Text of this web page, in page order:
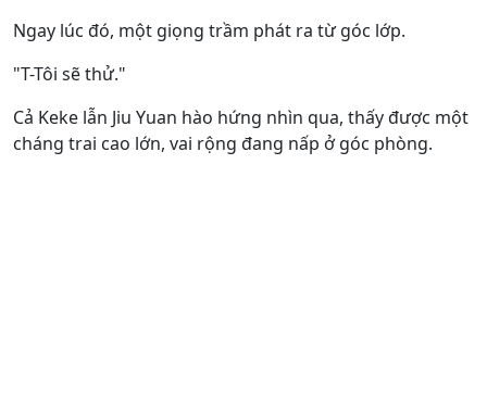
Ngay lúc đó, một giọng trầm phát ra từ góc lớp.
"T-Tôi sẽ thử."
Cả Keke lẫn Jiu Yuan hào hứng nhìn qua, thấy được một
cháng trai cao lớn, vai rộng đang nấp ở góc phòng.